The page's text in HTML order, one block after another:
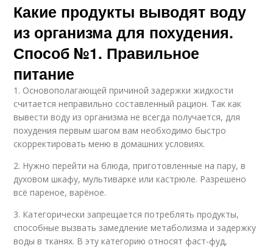
Какие продукты выводят воду
из организма для похудения.
Способ №1. Правильное
питание
1. Основополагающей причиной задержки жидкости
считается неправильно составленный рацион. Так как
вывести воду из организма не всегда получается, для
похудения первым шагом вам необходимо быстро
скорректировать меню в домашних условиях.
2. Нужно перейти на блюда, приготовленные на пару, в
духовом шкафу, мультиварке или кастрюле. Разрешено
всё пареное, варёное.
3. Категорически запрещается потреблять продукты,
способные вызвать замедление метаболизма и задержку
воды в тканях. В эту категорию относят фаст-фуд,